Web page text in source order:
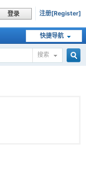
登录 注册[Register]
快捷导航
搜索